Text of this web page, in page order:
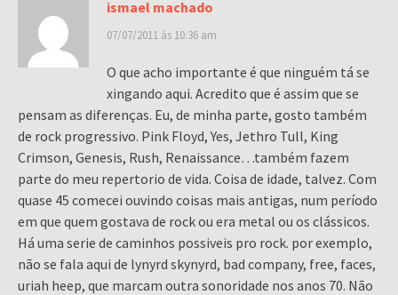
ismael machado
07/07/2011 às 10:36 am
O que acho importante é que ninguém tá se
xingando aqui. Acredito que é assim que se
pensam as diferenças. Eu, de minha parte, gosto também
de rock progressivo. Pink Floyd, Yes, Jethro Tull, King
Crimson, Genesis, Rush, Renaissance…também fazem
parte do meu repertorio de vida. Coisa de idade, talvez. Com
quase 45 comecei ouvindo coisas mais antigas, num período
em que quem gostava de rock ou era metal ou os clássicos.
Há uma serie de caminhos possiveis pro rock. por exemplo,
não se fala aqui de lynyrd skynyrd, bad company, free, faces,
uriah heep, que marcam outra sonoridade nos anos 70. Não